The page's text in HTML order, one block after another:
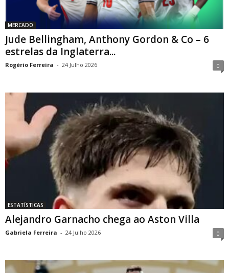
MERCADO
Jude Bellingham, Anthony Gordon & Co – 6
estrelas da Inglaterra...
Rogério Ferreira - 24 Julho 2026 0
ESTATÍSTICAS
Alejandro Garnacho chega ao Aston Villa
Gabriela Ferreira - 24 Julho 2026 0